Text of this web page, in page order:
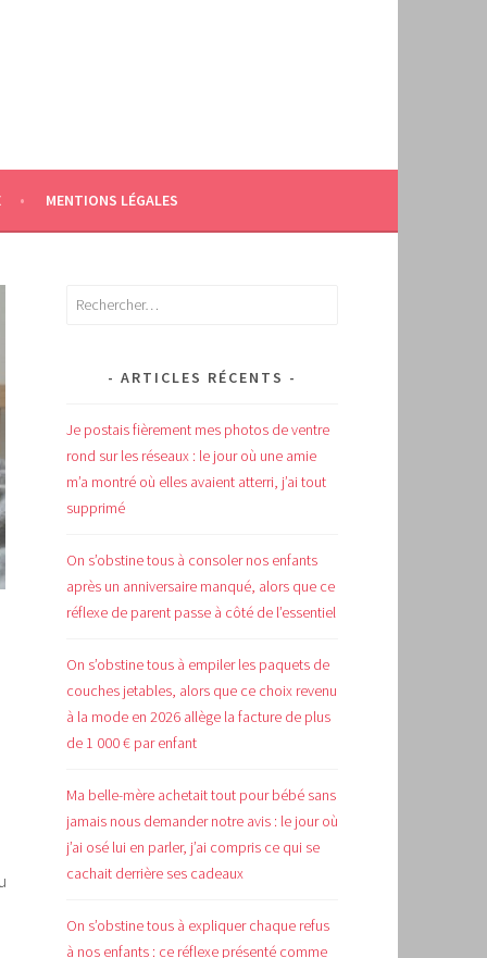
MENTIONS LÉGALES
Rechercher :
ARTICLES RÉCENTS
Je postais fièrement mes photos de ventre
rond sur les réseaux : le jour où une amie
m’a montré où elles avaient atterri, j’ai tout
supprimé
On s’obstine tous à consoler nos enfants
après un anniversaire manqué, alors que ce
réflexe de parent passe à côté de l’essentiel
On s’obstine tous à empiler les paquets de
couches jetables, alors que ce choix revenu
à la mode en 2026 allège la facture de plus
de 1 000 € par enfant
Ma belle-mère achetait tout pour bébé sans
jamais nous demander notre avis : le jour où
j’ai osé lui en parler, j’ai compris ce qui se
cachait derrière ses cadeaux
On s’obstine tous à expliquer chaque refus
à nos enfants : ce réflexe présenté comme